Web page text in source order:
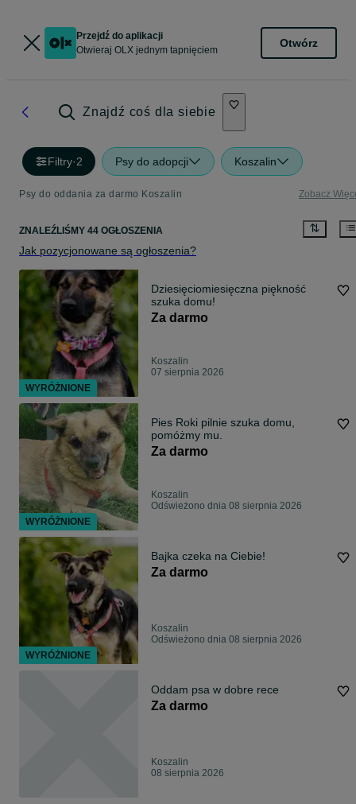
Przejdź do aplikacji
Otwieraj OLX jednym tapnięciem
Otwórz
Znajdź coś dla siebie
Filtry·2 Psy do adopcji Koszalin
Psy do oddania za darmo Koszalin Zobacz
ZNALEŹLIŚMY 44 OGŁOSZENIA
Jak pozycjonowane są ogłoszenia?
Dziesięciomiesięczna piękność
szuka domu!
Za darmo
Koszalin
07 sierpnia 2026
Pies Roki pilnie szuka domu,
pomóżmy mu.
Za darmo
Koszalin
Odświeżono dnia 08 sierpnia 2026
Bajka czeka na Ciebie!
Za darmo
Koszalin
Odświeżono dnia 08 sierpnia 2026
Oddam psa w dobre rece
Za darmo
Koszalin
08 sierpnia 2026
WYRÓŻNIONE
WYRÓŻNIONE
WYRÓŻNIONE